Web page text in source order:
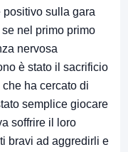
sulla gara
nel primo primo
nervosa
è stato il sacrificio
ha cercato di
semplice giocare
soffrire il loro
bravi ad aggredirli e